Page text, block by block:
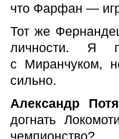
что Фарфан —
Тот же
личности. Я
с Миранчуком,
сильно.
Александр
догнать